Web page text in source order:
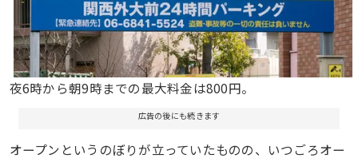
夜6時から朝9時までの最大料金は800円。
広告の後にも続きます
オープンというのぼりが立っていたものの、いつごろオー